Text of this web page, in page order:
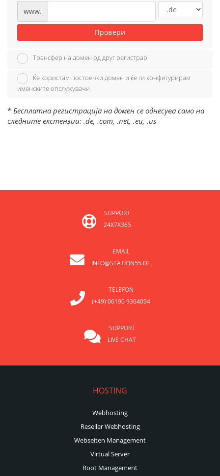
www.
Провери
Трансфер на домен од друг регистрар
Ќе користам постоечки домен и ќе ги конфигурирам
именските опслужувачи
* Бесплатна регистрација на домен се однесува само на
следните екстензии: .de, .com, .net, .eu, .us
SUPPORT
24X7X365
EMAIL
INFO@STATION55.DE
TELEFON
(+49) 06190 9364094
SUPPORT
LIVE CHAT
HOSTING
Webhosting
Reseller Webhosting
Webseiten Management
Virtual Server
Root Management